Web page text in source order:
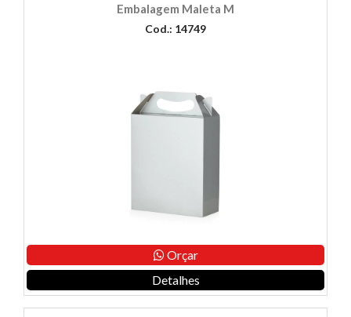
Embalagem Maleta M
Cod.: 14749
Orçar
Detalhes